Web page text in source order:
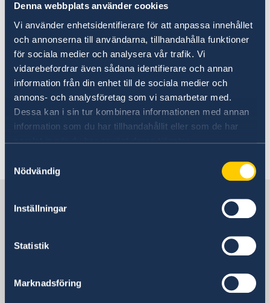
Denna webbplats använder cookies
Vi använder enhetsidentifierare för att anpassa innehållet
och annonserna till användarna, tillhandahålla funktioner
för sociala medier och analysera vår trafik. Vi
vidarebefordrar även sådana identifierare och annan
information från din enhet till de sociala medier och
annons- och analysföretag som vi samarbetar med.
Dessa kan i sin tur kombinera informationen med annan
information som du har tillhandahållit eller som de har
samlat in när du har använt deras tjänster.
Nödvändig
Inställningar
Statistik
Marknadsföring
socialpolitiken, sjöfartspolitiken och EU:s
budget. Grekland stöder EU:s fortsatta
utvidgning med länderna på Västra Balkan och
Turkiet.
Grekland höll senast det roterande EU-
ordförandeskapet under första halvåret 2014,
vilket var landets femte ordförandeskap.
Sverige i Grekland
Sveriges ambassad
Vassileos Konstantinou 7